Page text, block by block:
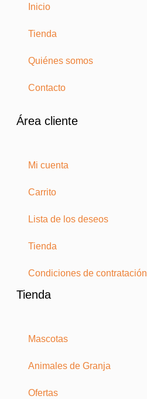
Inicio
Tienda
Quiénes somos
Contacto
Área cliente
Mi cuenta
Carrito
Lista de los deseos
Tienda
Condiciones de contratación
Tienda
Mascotas
Animales de Granja
Ofertas